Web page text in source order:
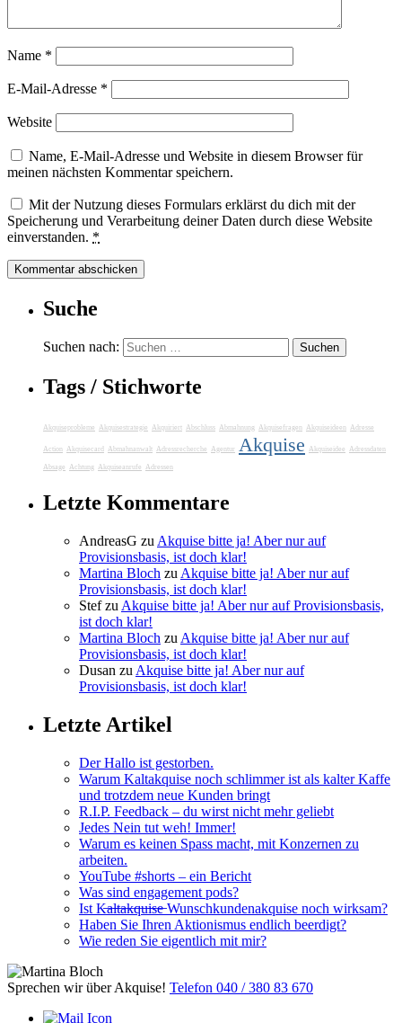
Name *
E-Mail-Adresse *
Website
Name, E-Mail-Adresse und Website in diesem Browser für
meinen nächsten Kommentar speichern.
Mit der Nutzung dieses Formulars erklärst du dich mit der
Speicherung und Verarbeitung deiner Daten durch diese Website
einverstanden. *
Suche
Suchen nach:
Tags / Stichworte
Akquiseprobleme Akquisestrategie Akquiriert Abschluss Abmahnung Akquisefragen Akquiseideen Adresse
Action Akquisecard Abmahnanwalt Adressrecherche Agentur Akquise Akquiseidee Adressdaten
Absage Achtung Akquiseanrufe Adressen
Letzte Kommentare
AndreasG zu Akquise bitte ja! Aber nur auf
Provisionsbasis, ist doch klar!
Martina Bloch zu Akquise bitte ja! Aber nur auf
Provisionsbasis, ist doch klar!
Stefzu Akquise bitte ja! Aber nur auf Provisionsbasis,
ist doch klar!
Martina Bloch zu Akquise bitte ja! Aber nur auf
Provisionsbasis, ist doch klar!
Dusan zu Akquise bitte ja! Aber nur auf
Provisionsbasis, ist doch klar!
Letzte Artikel
Der Hallo ist gestorben.
Warum Kaltakquise noch schlimmer ist als kalter Kaffe
und trotzdem neue Kunden bringt
R.I.P. Feedback – du wirst nicht mehr geliebt
Jedes Nein tut weh! Immer!
Warum es keinen Spass macht, mit Konzernen zu
arbeiten.
YouTube #shorts – ein Bericht
Was sind engagement pods?
Ist K̶a̶l̶t̶a̶k̶q̶u̶i̶s̶e̶ Wunschkundenakquise noch wirksam?
Haben Sie Ihren Aktionismus endlich beerdigt?
Wie reden Sie eigentlich mit mir?
Sprechen wir über Akquise! Telefon 040 / 380 83 670